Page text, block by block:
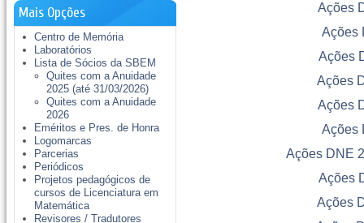
Mais Opções
Centro de Memória
Laboratórios
Lista de Sócios da SBEM
Quites com a Anuidade
2025 (até 31/03/2026)
Quites com a Anuidade
2026
Eméritos e Pres. de Honra
Logomarcas
Parcerias
Periódicos
Projetos pedagógicos de
cursos de Licenciatura em
Matemática
Revisores / Tradutores
Ações
Ações
Ações
Ações
Ações
Ações
Ações DNE
Ações
Ações